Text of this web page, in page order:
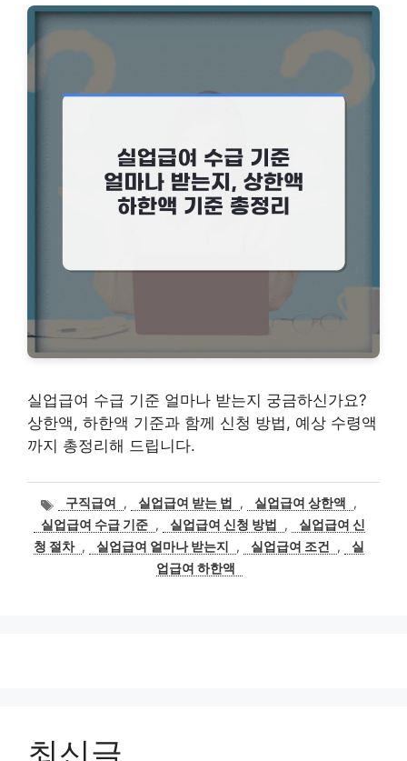
실업급여 수급 기준 얼마나 받는지 궁금하신가요?
상한액, 하한액 기준과 함께 신청 방법, 예상 수령액
까지 총정리해 드립니다.
태
그
구직급여 , 실업급여 받는 법 , 실업급여 상한액
,
실업급여 수급 기준 , 실업급여 신청 방법 ,
실업급여 신
청 절차 , 실업급여 얼마나 받는지 , 실업급여 조건 ,
실
업급여 하한액
최신글